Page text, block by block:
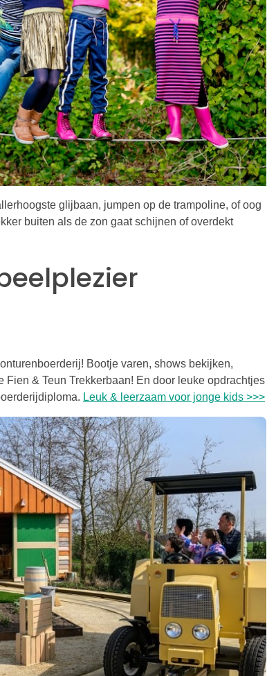
glijbaan, jumpen op de trampoline, of oog
buiten als de zon gaat schijnen of overdekt
Bootje varen, shows bekijken,
Fien & Teun Trekkerbaan! En door leuke opdrachtjes
Leuk & leerzaam voor jonge kids >>>